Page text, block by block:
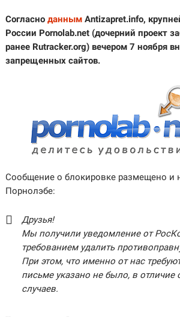
Согласно даннымAntizapret.info,
России Pornolab.net (дочерний проект
ранее Rutracker.org) вечером 7 ноября
запрещенных сайтов.
Сообщение о блокировке размещено и
Порнолэбе:
Друзья!
Мы получили уведомление от
требованием удалить
При этом, что именно от нас
письме указано не было, в отличие
случаев.